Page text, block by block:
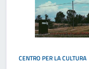
CENTRO PER LA CULTURA